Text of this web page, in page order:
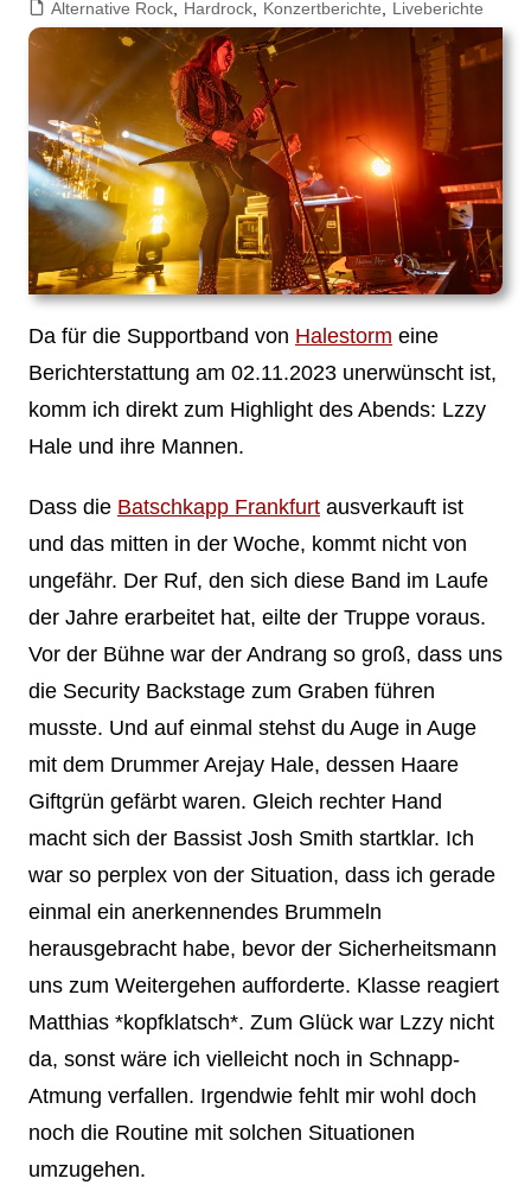
Alternative Rock, Hardrock, Konzertberichte Liveberichte
Da für die Supportband von Halestorm eine
Berichterstattung am 02.11.2023 unerwünscht ist,
komm ich direkt zum Highlight des Abends: Lzzy
Hale und ihre Mannen.
Dass die Batschkapp Frankfurtausverkauft ist
und das mitten in der Woche, kommt nicht von
ungefähr. Der Ruf, den sich diese Band im Laufe
der Jahre erarbeitet hat, eilte der Truppe voraus.
Vor der Bühne war der Andrang so groß, dass uns
die Security Backstage zum Graben führen
musste. Und auf einmal stehst du Auge in Auge
mit dem Drummer Arejay Hale, dessen Haare
Giftgrün gefärbt waren. Gleich rechter Hand
macht sich der Bassist Josh Smith startklar. Ich
war so perplex von der Situation, dass ich gerade
einmal ein anerkennendes Brummeln
herausgebracht habe, bevor der Sicherheitsmann
uns zum Weitergehen aufforderte. Klasse reagiert
Matthias *kopfklatsch*. Zum Glück war Lzzy nicht
da, sonst wäre ich vielleicht noch in Schnapp-
Atmung verfallen. Irgendwie fehlt mir wohl doch
noch die Routine mit solchen Situationen
umzugehen.